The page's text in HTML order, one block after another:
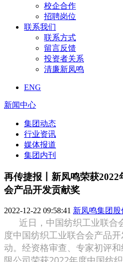
校企合作
招聘岗位
联系我们
联系方式
留言反馈
投资者关系
清廉新凤鸣
ENG
新闻中心
集团动态
行业资讯
媒体报道
集团内刊
再传捷报丨新凤鸣荣获
会产品开发贡献奖
2022-12-22 09:58:41 新凤鸣集团股
近日，中国纺织工业联合
度中国纺织工业联合会产品
动。经资格审查、专家初评